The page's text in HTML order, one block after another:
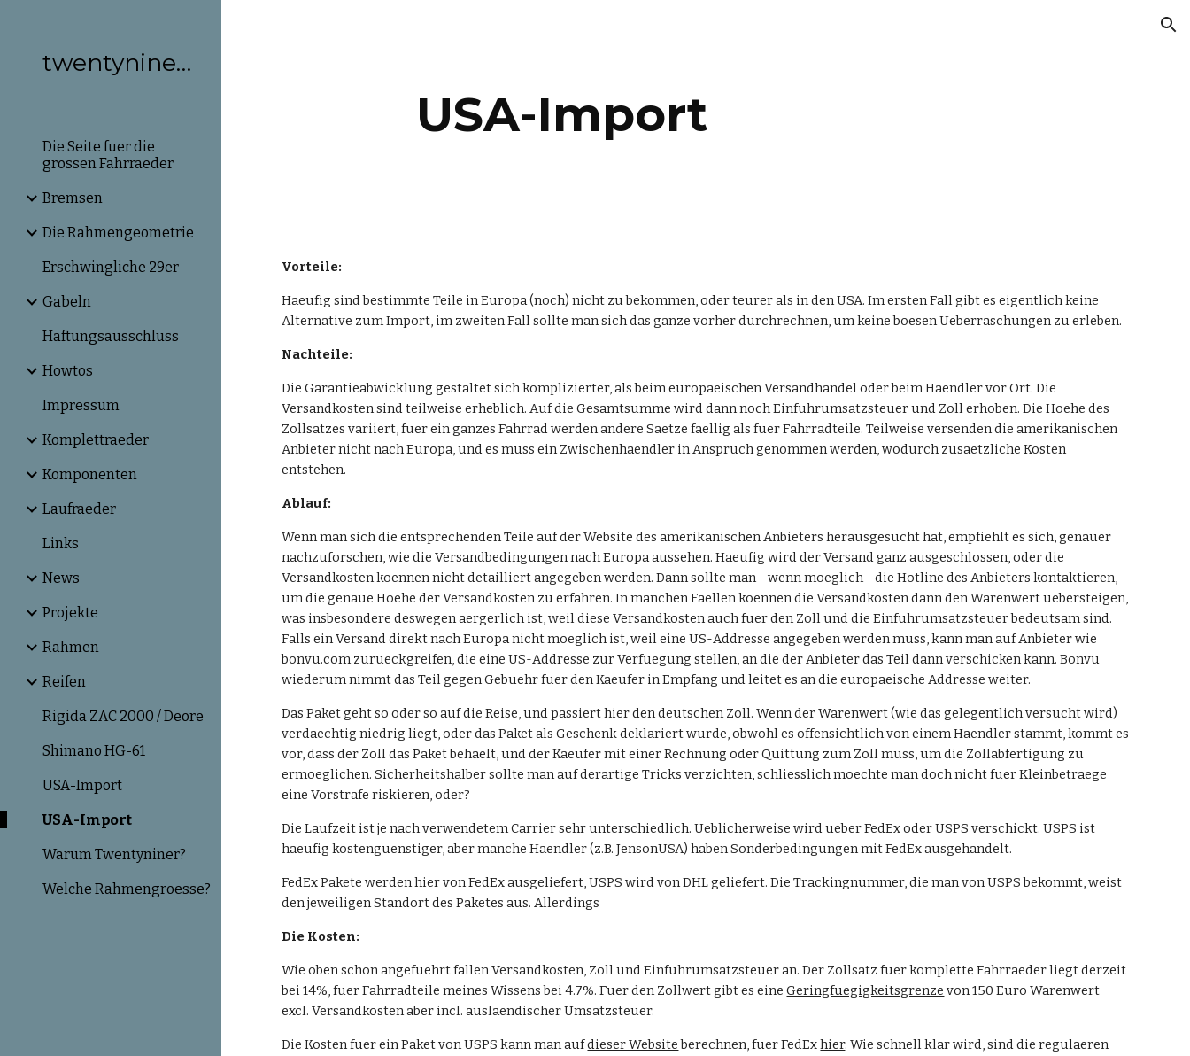
twentynineinches.de
Die Seite fuer die
grossen Fahrraeder
Bremsen
Die Rahmengeometrie
Erschwingliche 29er
Gabeln
Haftungsausschluss
Howtos
Impressum
Komplettraeder
Komponenten
Laufraeder
Links
News
Projekte
Rahmen
Reifen
Rigida ZAC 2000 / Deore
Shimano HG-61
USA-Import
USA-Import
Warum Twentyniner?
Welche Rahmengroesse?
USA-Import
Vorteile:
Haeufig sind bestimmte Teile in Europa (noch) nicht zu bekommen, oder teurer als in den USA. Im ersten Fall gibt es eigentlich keine
Alternative zum Import, im zweiten Fall sollte man sich das ganze vorher durchrechnen, um keine boesen Ueberraschungen zu erleben.
Nachteile:
Die Garantieabwicklung gestaltet sich komplizierter, als beim europaeischen Versandhandel oder beim Haendler vor Ort. Die
Versandkosten sind teilweise erheblich. Auf die Gesamtsumme wird dann noch Einfuhrumsatzsteuer und Zoll erhoben. Die Hoehe des
Zollsatzes variiert, fuer ein ganzes Fahrrad werden andere Saetze faellig als fuer Fahrradteile. Teilweise versenden die amerikanischen
Anbieter nicht nach Europa, und es muss ein Zwischenhaendler in Anspruch genommen werden, wodurch zusaetzliche Kosten
entstehen.
Ablauf:
Wenn man sich die entsprechenden Teile auf der Website des amerikanischen Anbieters herausgesucht hat, empfiehlt es sich, genauer
nachzuforschen, wie die Versandbedingungen nach Europa aussehen. Haeufig wird der Versand ganz ausgeschlossen, oder die
Versandkosten koennen nicht detailliert angegeben werden. Dann sollte man - wenn moeglich - die Hotline des Anbieters kontaktieren,
um die genaue Hoehe der Versandkosten zu erfahren. In manchen Faellen koennen die Versandkosten dann den Warenwert uebersteigen,
was insbesondere deswegen aergerlich ist, weil diese Versandkosten auch fuer den Zoll und die Einfuhrumsatzsteuer bedeutsam sind.
Falls ein Versand direkt nach Europa nicht moeglich ist, weil eine US-Addresse angegeben werden muss, kann man auf Anbieter wie
bonvu.com zurueckgreifen, die eine US-Addresse zur Verfuegung stellen, an die der Anbieter das Teil dann verschicken kann. Bonvu
wiederum nimmt das Teil gegen Gebuehr fuer den Kaeufer in Empfang und leitet es an die europaeische Addresse weiter.
Das Paket geht so oder so auf die Reise, und passiert hier den deutschen Zoll. Wenn der Warenwert (wie das gelegentlich versucht wird)
verdaechtig niedrig liegt, oder das Paket als Geschenk deklariert wurde, obwohl es offensichtlich von einem Haendler stammt, kommt es
vor, dass der Zoll das Paket behaelt, und der Kaeufer mit einer Rechnung oder Quittung zum Zoll muss, um die Zollabfertigung zu
ermoeglichen. Sicherheitshalber sollte man auf derartige Tricks verzichten, schliesslich moechte man doch nicht fuer Kleinbetraege
eine Vorstrafe riskieren, oder?
Die Laufzeit ist je nach verwendetem Carrier sehr unterschiedlich. Ueblicherweise wird ueber FedEx oder USPS verschickt. USPS ist
haeufig kostenguenstiger, aber manche Haendler (z.B. JensonUSA) haben Sonderbedingungen mit FedEx ausgehandelt.
FedEx Pakete werden hier von FedEx ausgeliefert, USPS wird von DHL geliefert. Die Trackingnummer, die man von USPS bekommt, weist
den jeweiligen Standort des Paketes aus. Allerdings
Die Kosten:
Wie oben schon angefuehrt fallen Versandkosten, Zoll und Einfuhrumsatzsteuer an. Der Zollsatz fuer komplette Fahrraeder liegt derzeit
bei 14%, fuer Fahrradteile meines Wissens bei 4.7%. Fuer den Zollwert gibt es eine Geringfuegigkeitsgrenze von 150 Euro Warenwert
excl. Versandkosten aber incl. auslaendischer Umsatzsteuer.
Die Kosten fuer ein Paket von USPS kann man auf dieser Website berechnen, fuer FedEx hier. Wie schnell klar wird, sind die regulaeren